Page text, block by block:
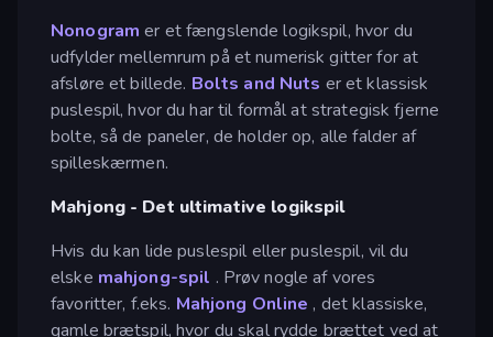
Nonogram er et fængslende logikspil, hvor du
udfylder mellemrum på et numerisk gitter for at
afsløre et billede. Bolts and Nuts er et klassisk
puslespil, hvor du har til formål at strategisk fjerne
bolte, så de paneler, de holder op, alle falder af
spilleskærmen.
Mahjong - Det ultimative logikspil
Hvis du kan lide puslespil eller puslespil, vil du
elske mahjong-spil . Prøv nogle af vores
favoritter, f.eks. Mahjong Online , det klassiske,
gamle brætspil, hvor du skal rydde brættet ved at